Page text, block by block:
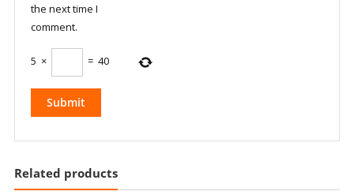
the next time I
comment.
5 × = 40
Related products